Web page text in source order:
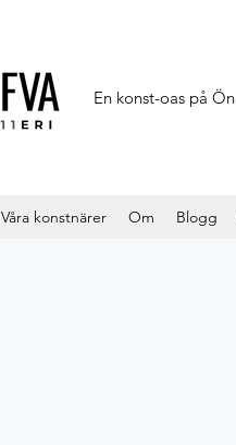
En konst-oas på Ön
Våra konstnärer Om Blogg